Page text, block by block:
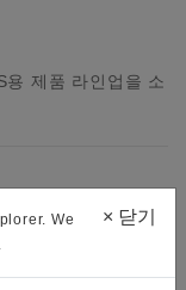
We
× 닫기
용 제품 라인업을 소
안정성의 매력과…